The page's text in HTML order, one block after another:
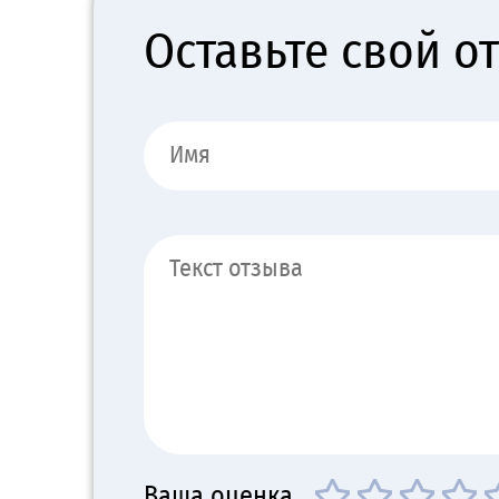
Оставьте свой